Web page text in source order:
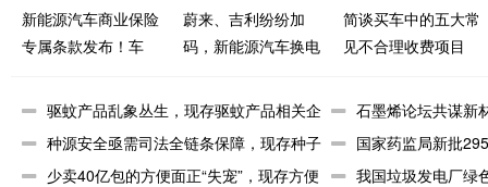
新能源汽车商业保险
专属条款发布！车
桩均纳入保障范围
蔚来、吉利纷纷加
码，新能源汽车换电
简谈买车中的五大常
见不合理收费项目
驱蚊产品乱象丛生，现存驱蚊产品相关企
业超97
石墨烯论坛共谋新
料相关企
种源安全亟需司法全链条保障，现存种子
相关企业
国家药监局新批
关企业
少卖40亿包的方便面正“失宠”，现存方便
我国垃圾发电厂绿